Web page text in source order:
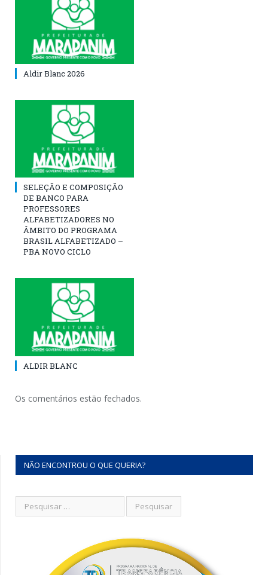
Aldir Blanc 2026
SELEÇÃO E COMPOSIÇÃO
DE BANCO PARA
PROFESSORES
ALFABETIZADORES NO
ÂMBITO DO PROGRAMA
BRASIL ALFABETIZADO –
PBA NOVO CICLO
ALDIR BLANC
Os comentários estão fechados.
NÃO ENCONTROU O QUE QUERIA?